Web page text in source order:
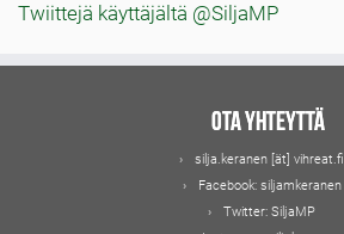
Twiittejä käyttäjältä @SiljaMP
Ota yhteyttä
silja.keranen [ät] vihreat.fi
Facebook: siljamkeranen
Twitter: SiljaMP